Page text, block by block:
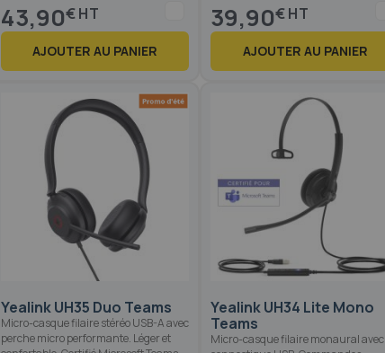
43,90€
AJOUTER AU PANIER
39,90€
AJOUTER AU PANIER
Yealink UH35 Duo Teams
Micro-casque filaire stéréo USB-A avec
perche micro performante. Léger et
Yealink UH34 Lite Mono
Teams
Micro-casque filaire monaural avec